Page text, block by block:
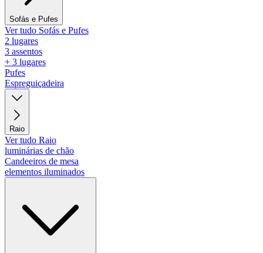
Sofás e Pufes
Ver tudo Sofás e Pufes
2 lugares
3 assentos
+ 3 lugares
Pufes
Espreguiçadeira
Raio
Ver tudo Raio
luminárias de chão
Candeeiros de mesa
elementos iluminados